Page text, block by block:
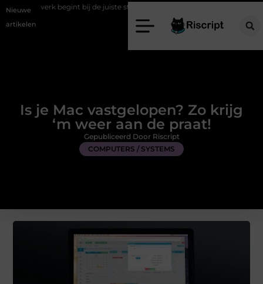
Nieuwe
artikelen
bij de juiste stretch werkbroek
Is je Mac vastgelopen? Zo krijg
‘m weer aan de praat!
COMPUTERS / SYSTEMS
Gepubliceerd Door Riscript